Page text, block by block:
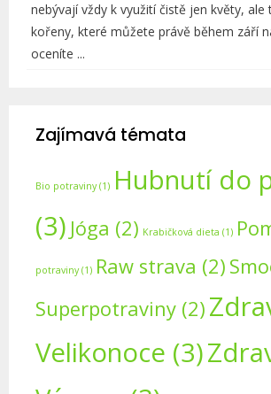
nebývají vždy k využití čistě jen květy, ale
kořeny, které můžete právě během září
oceníte ...
Zajímavá témata
Bio potraviny(1) Hubnutí do
(3) Jóga (2) Krabičková dieta (1)
potraviny(1) Raw strava (2)
Superpotraviny (2)
Velikonoce (3)